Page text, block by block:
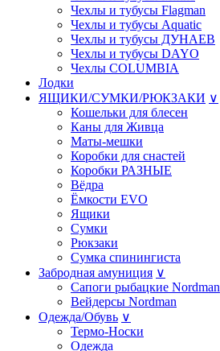
Чехлы и тубусы Flagman
Чехлы и тубусы Aquatic
Чехлы и тубусы ДУНАЕВ
Чехлы и тубусы DAYO
Чехлы COLUMBIA
Лодки
ЯЩИКИ/СУМКИ/РЮКЗАКИ ∨
Кошельки для блесен
Каны для Живца
Маты-мешки
Коробки для снастей
Коробки РАЗНЫE
Вёдра
Ёмкости EVO
Ящики
Сумки
Рюкзаки
Сумка спинингиста
Забродная амуниция ∨
Сапоги рыбацкие Nordman
Вейдерсы Nordman
Одежда/Обувь ∨
Термо-Носки
Одежда